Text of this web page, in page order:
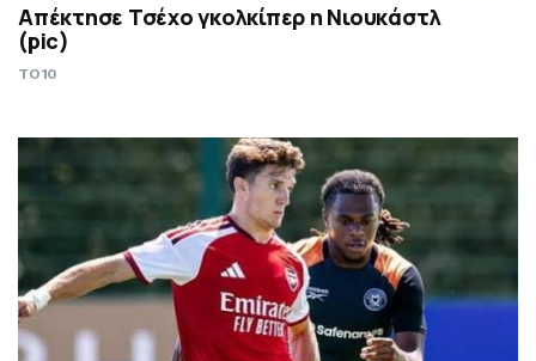
Απέκτησε Τσέχο γκολκίπερ η Νιουκάστλ
(pic)
TO10